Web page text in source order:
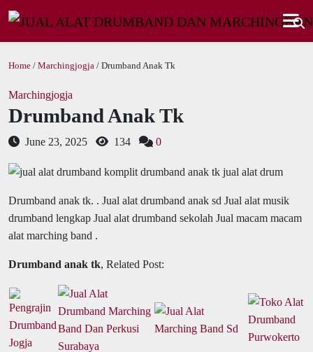
Home / Marchingjogja / Drumband Anak Tk
Marchingjogja
Drumband Anak Tk
June 23, 2025 134 0
Drumband anak tk. . Jual alat drumband anak sd Jual alat musik
drumband lengkap Jual alat drumband sekolah Jual macam macam
alat marching band .
Drumband anak tk, Related Post: